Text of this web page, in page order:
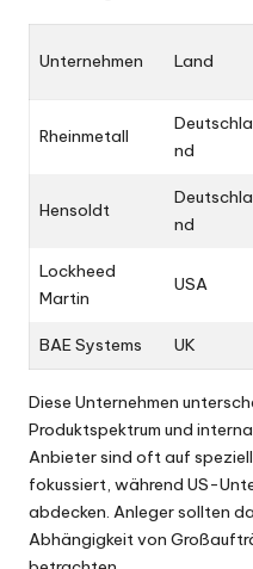
Unternehmen Land
Rheinmetall
Deutschla
nd
Hensoldt
Deutschla
nd
Lockheed
Martin
USA
BAE Systems UK
Diese Unternehmen
Produktspektrum und
Anbieter sind oft auf
fokussiert, während US-
abdecken. Anleger sollten
Abhängigkeit von